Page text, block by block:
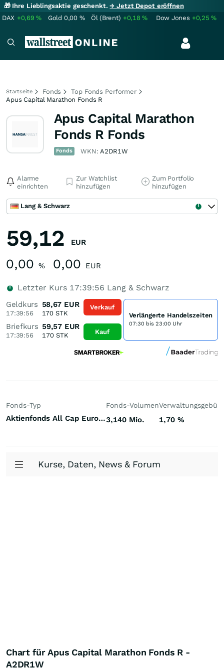
🎁 Ihre Lieblingsaktie geschenkt.→ Jetzt Depot eröffnen
DAX +0,69% Gold 0,00 % Öl (Brent) +0,18% Dow Jones +0,25%
Startseite Fonds
Top Fonds Performer
Apus Capital Marathon Fonds R
Apus Capital Marathon
Fonds R Fonds
Fonds WKN:A2DR1W
Alarme
einrichten
Zur Watchlist
hinzufügen
Zum Portfolio
hinzufügen
Lang & Schwarz
59,12 EUR
0,00 % 0,00 EUR
Letzter Kurs 17:39:56 Lang & Schwarz
Geldkurs
17:39:56
58,67 EUR
170 STK
Briefkurs
17:39:56
59,57 EUR
170STK
Verkauf
Kauf
Verlängerte Handelszeiten
07:30 bis 23:00 Uhr
Fonds-Typ
Aktienfonds All Cap Europa
Fonds-Volumen
3,140 Mio. 1,70 %
Kurse, Daten, News & Forum
Chart für Apus Capital Marathon Fonds R -
A2DR1W